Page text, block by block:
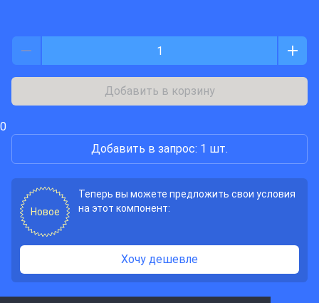
Добавить в корзину
0
Добавить в запрос: 1 шт.
Новое
Теперь вы можете предложить свои условия
на этот компонент:
Хочу дешевле